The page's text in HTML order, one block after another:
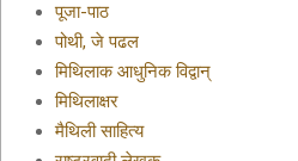
पूजा-पाठ
पोथी, जे पढल
मिथिलाक आधुनिक विद्वान्
मिथिलाक्षर
मैथिली साहित्य